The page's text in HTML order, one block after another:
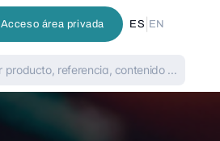
Acceso área privada ES EN